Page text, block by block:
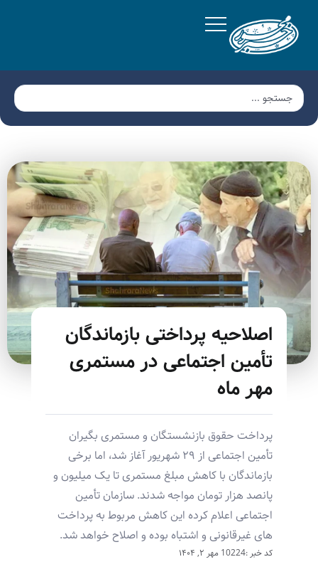
اصلاحیه پرداختی بازماندگان
تأمین اجتماعی در مستمری
مهر ماه
پرداخت حقوق بازنشستگان و مستمری بگیران
تأمین اجتماعی از ۲۹ شهریور آغاز شد، اما برخی
بازماندگان با کاهش مبلغ مستمری تا یک میلیون و
پانصد هزار تومان مواجه شدند. سازمان تأمین
اجتماعی اعلام کرده این کاهش مربوط به پرداخت
های غیرقانونی و اشتباه بوده و اصلاح خواهد شد.
کد خبر :10224 مهر ۲, ۱۴۰۴